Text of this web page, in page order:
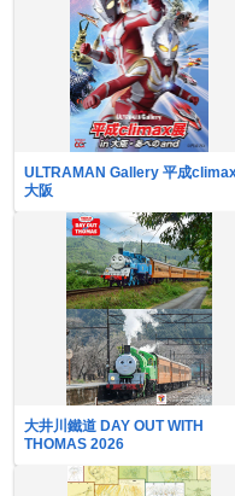
ULTRAMAN Gallery 平成
大阪
大井川鐵道 DAY OUT WITH
THOMAS 2026